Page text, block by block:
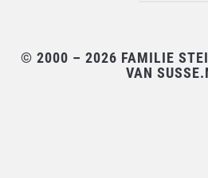
© 2000 – 2026 FAMILIE
VAN